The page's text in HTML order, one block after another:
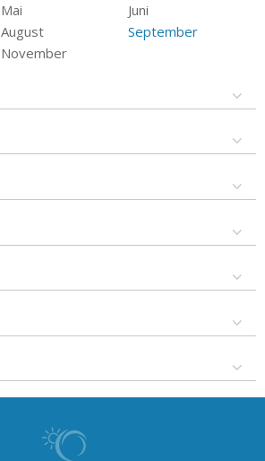
Mai
Juni
August
September
November